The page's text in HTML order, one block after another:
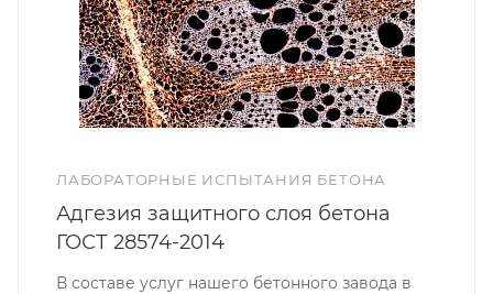
ЛАБОРАТОРНЫЕ ИСПЫТАНИЯ БЕТОНА
Адгезия защитного слоя бетона
ГОСТ 28574-2014
В составе услуг нашего бетонного завода в